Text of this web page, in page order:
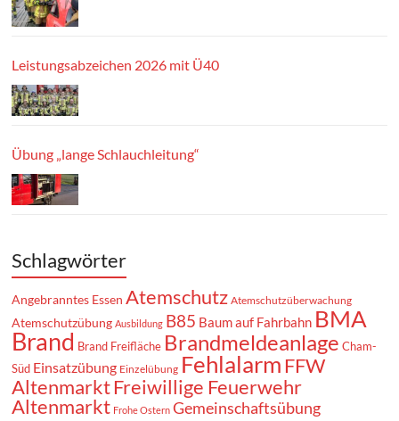
Leistungsabzeichen 2026 mit Ü40
Übung „lange Schlauchleitung“
Schlagwörter
Angebranntes Essen Atemschutz Atemschutzüberwachung
Atemschutzübung Ausbildung B85 Baum auf Fahrbahn BMA
Brand Brand Freifläche Brandmeldeanlage Cham-
Süd Einsatzübung Einzelübung Fehlalarm FFW
AltenmarktFreiwillige Feuerwehr
Altenmarkt Frohe Ostern Gemeinschaftsübung